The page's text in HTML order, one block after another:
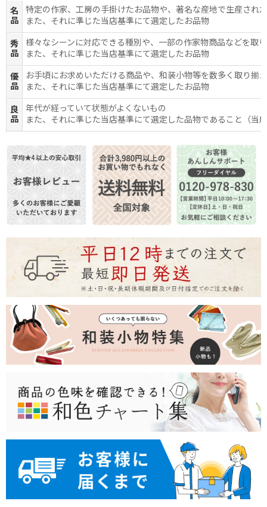
名
品
特定の作家、工房の手掛けたお品物や、著名な産地で生産され
また、それに準じた当店基準にて選定したお品物
秀
品
様々なシーンに対応できる種別や、一部の作家物商品などを取
また、それに準じた当店基準にて選定したお品物
優
品
お手頃にお求めいただける商品や、和装小物等を数多く取り揃
また、それに準じた当店基準にて選定したお品物
良
品
年代が経っていて状態がよくないもの
また、それに準じた当店基準にて選定した品物であること（当